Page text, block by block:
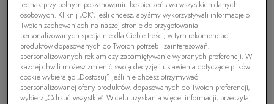
jednak przy pełnym poszanowaniu bezpieczeństwa wszystkich danych
osobowych. Kliknij „OK”, jeśli chcesz, abyśmy wykorzystywali informacje o
Twoich zachowaniach na naszej stronie do przygotowania
personalizowanych specjalnie dla Ciebie treści, w tym rekomendacji
produktów dopasowanych do Twoich potrzeb i zainteresowań,
spersonalizowanych reklam czy zapamiętywanie wybranych preferencji. W
każdej chwili możesz zmienić swoją decyzję i ustawienia dotyczące plików
cookie wybierając „Dostosuj”. Jeśli nie chcesz otrzymywać
spersonalizowanej oferty produktów, dopasowanych do Twoich preferencji,
wybierz „Odrzuć wszystkie”. W celu uzyskania więcej informacji, przeczytaj